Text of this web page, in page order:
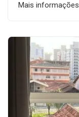
Mais informações